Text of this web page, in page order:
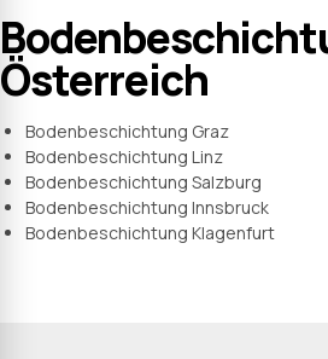
Österreich
Bodenbeschichtung Graz
Bodenbeschichtung Linz
Bodenbeschichtung Salzburg
Bodenbeschichtung Innsbruck
Bodenbeschichtung Klagenfurt